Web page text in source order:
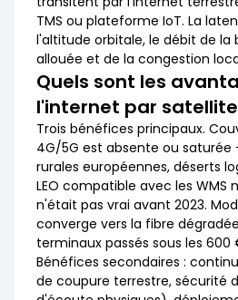
TMS ou plateforme IoT. La
l'altitude orbitale, le débit de la
allouée et de la congestion
Quels sont les
l'internet par
Trois bénéfices principaux.
4G/5G est absente ou saturée
rurales européennes, déserts
LEO compatible avec les WMS
n'était pas vrai avant 2023.
converge vers la fibre
terminaux passés sous les
Bénéfices secondaires :
de coupure terrestre, sécurité